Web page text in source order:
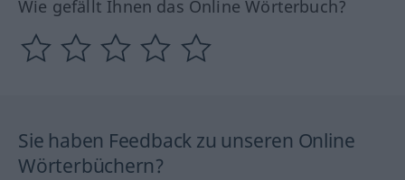
Wie gefällt Ihnen das Online Wörterbuch?
Sie haben Feedback zu unseren Online
Wörterbüchern?